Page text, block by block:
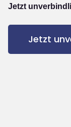
Jetzt
Jetzt